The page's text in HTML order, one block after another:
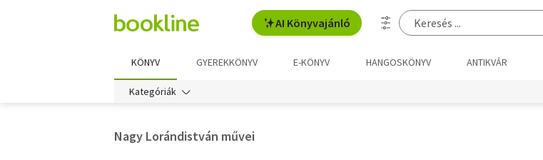
AI Könyvajánló
KÖNYV GYEREKKÖNYV E-KÖNYV HANGOSKÖNYV ANTIKVÁR
Kategóriák
Nagy Lorándistván művei